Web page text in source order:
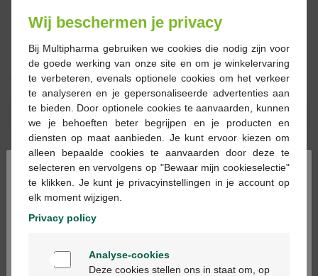
€ 15,90
Bestellen Reserveren
Op voorraad online
- +
Max. aantal = 12
Op werkdagen vóór 12u besteld, volgende
werkdag geleverd
×
Bienvenue
Wij beschermen je privacy
Bij Multipharma gebruiken we cookies die nodig zijn voor
de goede werking van onze site en om je winkelervaring
te verbeteren, evenals optionele cookies om het verkeer
te analyseren en je gepersonaliseerde advertenties aan
te bieden. Door optionele cookies te aanvaarden, kunnen
we je behoeften beter begrijpen en je producten en
diensten op maat aanbieden. Je kunt ervoor kiezen om
alleen bepaalde cookies te aanvaarden door deze te
selecteren en vervolgens op "Bewaar mijn cookieselectie"
te klikken. Je kunt je privacyinstellingen in je account op
elk moment wijzigen.
Privacy policy
Analyse-cookies
Deze cookies stellen ons in staat om, op